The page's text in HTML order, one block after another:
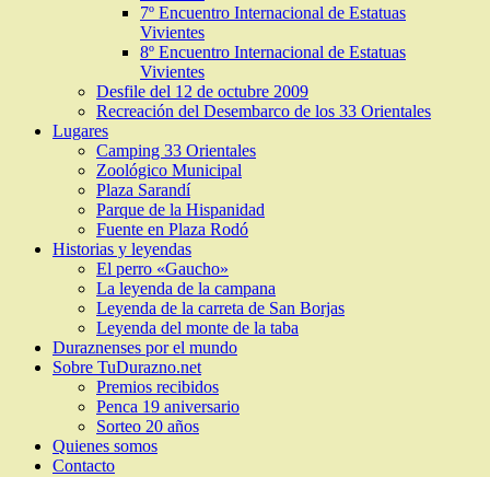
7º Encuentro Internacional de Estatuas
Vivientes
8º Encuentro Internacional de Estatuas
Vivientes
Desfile del 12 de octubre 2009
Recreación del Desembarco de los 33 Orientales
Lugares
Camping 33 Orientales
Zoológico Municipal
Plaza Sarandí
Parque de la Hispanidad
Fuente en Plaza Rodó
Historias y leyendas
El perro «Gaucho»
La leyenda de la campana
Leyenda de la carreta de San Borjas
Leyenda del monte de la taba
Duraznenses por el mundo
Sobre TuDurazno.net
Premios recibidos
Penca 19 aniversario
Sorteo 20 años
Quienes somos
Contacto